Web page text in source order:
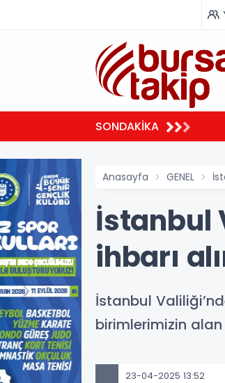
SONDAKİKA
Anasayfa GENEL
İstanbul
ihbarı
İstanbul
birimlerimizin
23-04-2025 13:52